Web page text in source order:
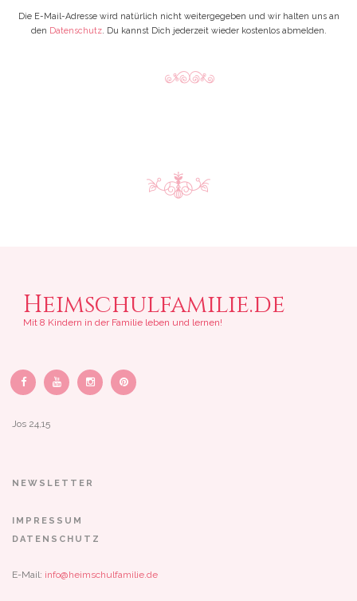
Die E-Mail-Adresse wird natürlich nicht weitergegeben und wir halten uns an
den Datenschutz. Du kannst Dich jederzeit wieder kostenlos abmelden.
Heimschulfamilie.de
Mit 8 Kindern in der Familie leben und lernen!
Jos 24,15
NEWSLETTER
IMPRESSUM
DATENSCHUTZ
E-Mail: info@heimschulfamilie.de